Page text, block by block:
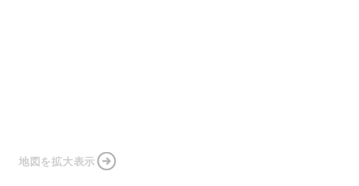
地図を拡大表示